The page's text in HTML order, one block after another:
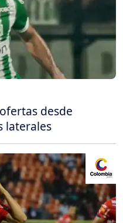
desde
laterales